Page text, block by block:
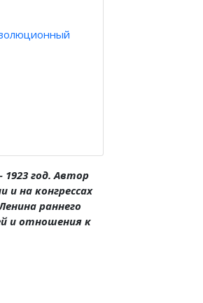
год. Автор
на конгрессах
раннего
и отношения к